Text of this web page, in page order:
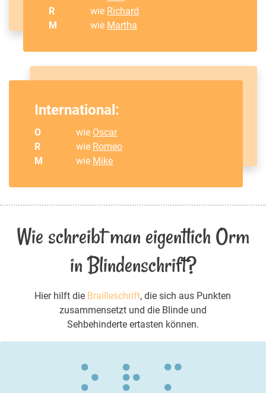
R
wie Richard
M
wie Martha
International:
O wie Oscar
R
wie Romeo
M
wie Mike
Wie schreibt man eigentlich Orm
in Blindenschrift?
Hier hilft die Brailleschrift, die sich aus Punkten
zusammensetzt und die Blinde und
Sehbehinderte ertasten können.